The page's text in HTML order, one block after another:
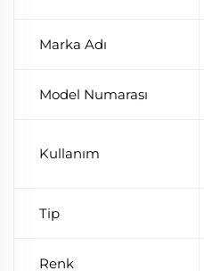
Marka Adı
Model Numarası
Kullanım
Tip
Renk